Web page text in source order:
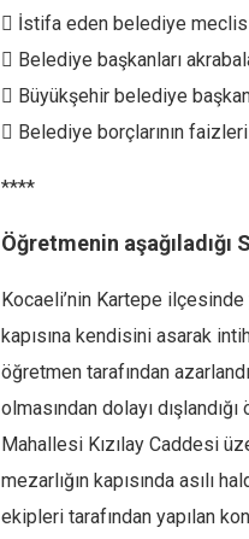
 İstifa eden belediye
 Belediye başkanları
 Büyükşehir belediye
 Belediye borçlarının
****
Öğretmenin
Kocaeli’nin Kartepe
kapısına kendisini asarak
öğretmen tarafından
olmasından dolayı
Mahallesi Kızılay Caddesi
mezarlığın kapısında asılı
ekipleri tarafından yapılan